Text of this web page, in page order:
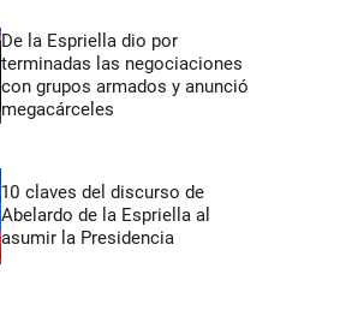
De la Espriella dio por
terminadas las negociaciones
con grupos armados y anunció
megacárceles
10 claves del discurso de
Abelardo de la Espriella al
asumir la Presidencia